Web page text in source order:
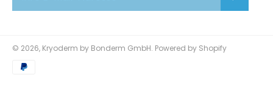
© 2026, Kryoderm by Bonderm GmbH. Powered by Shopify